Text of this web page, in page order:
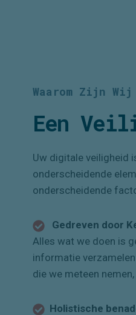
Waarom Zijn Wij
Een
Uw digitale veiligheid
onderscheidende
onderscheidende
Gedreven door
Alles wat we doen is
informatie
die we meteen
Holistische